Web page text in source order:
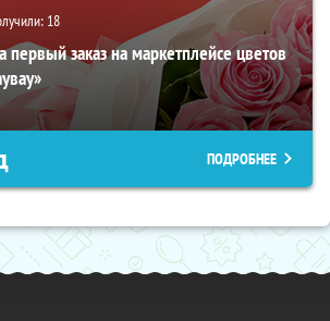
18
заказ на маркетплейсе цветов
ПОДРОБНЕЕ